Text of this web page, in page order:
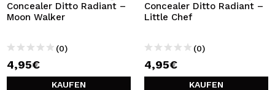
können Sie Ihre Einkäufe schnell tätigen, den Status Ihrer
Bestellungen überprüfen und Ihre bisherigen Vorgänge
BENUTZERKONTO ERSTELLEN
Concealer Ditto Radiant –
Moon Walker
(0)
4,95€
KAUFEN
Concealer Ditto Radiant –
Little Chef
(0)
4,95€
KAUFEN